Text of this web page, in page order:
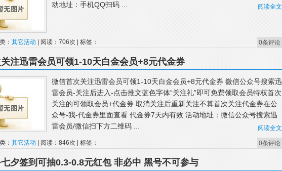
动地址：手机QQ扫码 ...
阅读全文
0条评论
： 其它活动 | 阅读：706次 | 标签：
注迅雷会员可领1-10天白金会员+8元代金券
微信首次关注迅雷会员可领1-10天白金会员+8元代金券 微信公众号搜索迅
雷会员-关注后进入-点击推文蓝色字体“关注礼”即可免费领取会员特权首次
关注的可领取会员+代金券 取消关注后重新关注不算首次关注代金券在公
众号-我-代金券里面查看 代金券7天内有效 活动地址：微信公众号搜索迅
雷会员/微信扫下方二维码 ...
阅读全文
0条评论
： 其它活动 | 阅读：846次 | 标签：
夕签到可抽0.3-0.8元红包 非必中 黑号不可参与